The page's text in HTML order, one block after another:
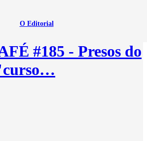
O Editorial
#185 - Presos do